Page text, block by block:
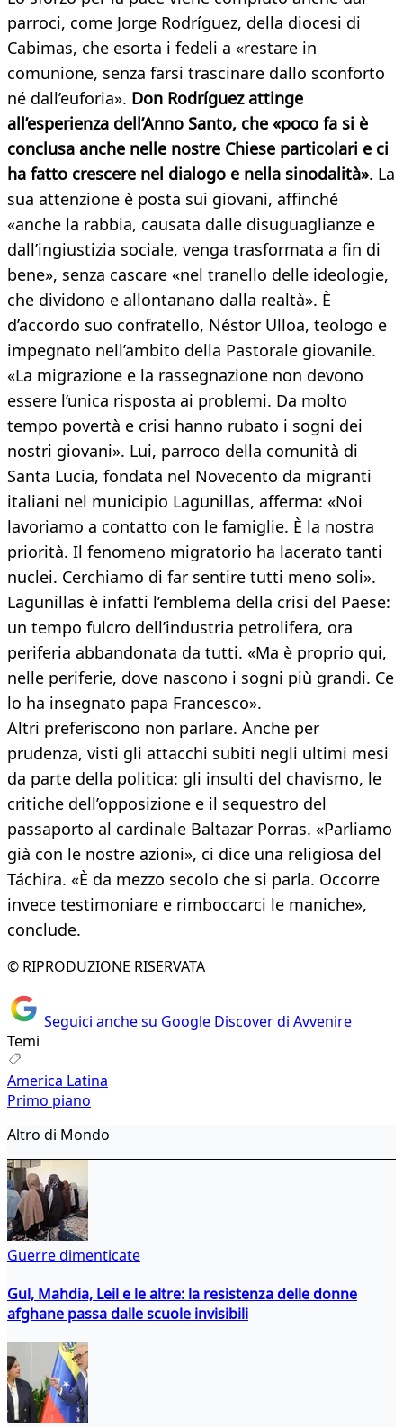
parroci, come Jorge Rodríguez, della diocesi di
Cabimas, che esorta i fedeli a «restare in
comunione, senza farsi trascinare dallo sconforto
né dall’euforia». Don Rodríguez attinge
all’esperienza dell’Anno Santo, che «poco fa si è
conclusa anche nelle nostre Chiese particolari e ci
ha fatto crescere nel dialogo e nella sinodalità». La
sua attenzione è posta sui giovani, affinché
«anche la rabbia, causata dalle disuguaglianze e
dall’ingiustizia sociale, venga trasformata a fin di
bene», senza cascare «nel tranello delle ideologie,
che dividono e allontanano dalla realtà». È
d’accordo suo confratello, Néstor Ulloa, teologo e
impegnato nell’ambito della Pastorale giovanile.
«La migrazione e la rassegnazione non devono
essere l’unica risposta ai problemi. Da molto
tempo povertà e crisi hanno rubato i sogni dei
nostri giovani». Lui, parroco della comunità di
Santa Lucia, fondata nel Novecento da migranti
italiani nel municipio Lagunillas, afferma: «Noi
lavoriamo a contatto con le famiglie. È la nostra
priorità. Il fenomeno migratorio ha lacerato tanti
nuclei. Cerchiamo di far sentire tutti meno soli».
Lagunillas è infatti l’emblema della crisi del Paese:
un tempo fulcro dell’industria petrolifera, ora
periferia abbandonata da tutti. «Ma è proprio qui,
nelle periferie, dove nascono i sogni più grandi. Ce
lo ha insegnato papa Francesco».
Altri preferiscono non parlare. Anche per
prudenza, visti gli attacchi subiti negli ultimi mesi
da parte della politica: gli insulti del chavismo, le
critiche dell’opposizione e il sequestro del
passaporto al cardinale Baltazar Porras. «Parliamo
già con le nostre azioni», ci dice una religiosa del
Táchira. «È da mezzo secolo che si parla. Occorre
invece testimoniare e rimboccarci le maniche»,
conclude.
© RIPRODUZIONE RISERVATA
Seguici anche su Google Discover di Avvenire
Temi
America Latina
Primo piano
Altro di Mondo
Guerre dimenticate
Gul, Mahdia, Leil e le altre: la resistenza delle donne
afghane passa dalle scuole invisibili